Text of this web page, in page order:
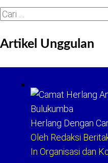
Cari
Artikel Unggulan
Herlang Dengan
Oleh Redaksi
In Organisasi dan